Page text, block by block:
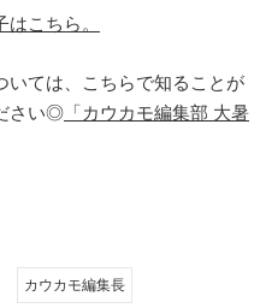
こちら。
いては、こちらで知ることが
さい◎ 「カウカモ編集部 大暑
カウカモ編集長